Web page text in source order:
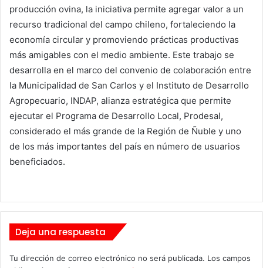
producción ovina, la iniciativa permite agregar valor a un
recurso tradicional del campo chileno, fortaleciendo la
economía circular y promoviendo prácticas productivas
más amigables con el medio ambiente. Este trabajo se
desarrolla en el marco del convenio de colaboración entre
la Municipalidad de San Carlos y el Instituto de Desarrollo
Agropecuario, INDAP, alianza estratégica que permite
ejecutar el Programa de Desarrollo Local, Prodesal,
considerado el más grande de la Región de Ñuble y uno
de los más importantes del país en número de usuarios
beneficiados.
Deja una respuesta
Tu dirección de correo electrónico no será publicada. Los campos